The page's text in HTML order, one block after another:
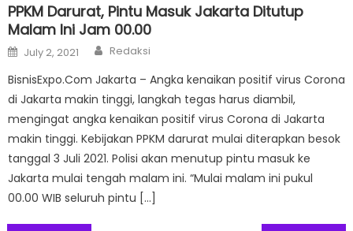
PPKM Darurat, Pintu Masuk Jakarta Ditutup
Malam Ini Jam 00.00
Posted
on
July 2, 2021 Author
Redaksi
BisnisExpo.Com Jakarta – Angka kenaikan positif virus Corona
di Jakarta makin tinggi, langkah tegas harus diambil,
mengingat angka kenaikan positif virus Corona di Jakarta
makin tinggi. Kebijakan PPKM darurat mulai diterapkan besok
tanggal 3 Juli 2021. Polisi akan menutup pintu masuk ke
Jakarta mulai tengah malam ini. “Mulai malam ini pukul
00.00 WIB seluruh pintu […]